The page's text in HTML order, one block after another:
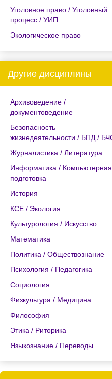
Уголовное право / Уголовный
процесс / УИП
Экологическое право
Другие дисциплины
Архивоведение /
документоведение
Безопасность
жизнедеятельности / БПД /
Журналистика / Литература
Информатика / Компьютерная
подготовка
История
КСЕ / Экология
Культурология / Искусство
Математика
Политика / Обществознание
Психология / Педагогика
Социология
Физкультура / Медицина
Философия
Этика / Риторика
Языкознание / Переводы